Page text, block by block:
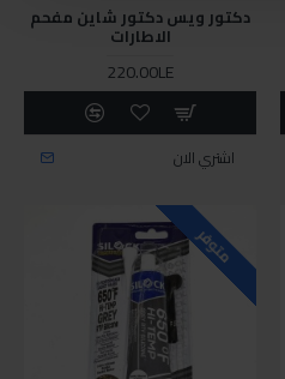
دكتور ويس دكتور شاين مفحم
الاطارات
220.00LE
اشتري الان
متوفر